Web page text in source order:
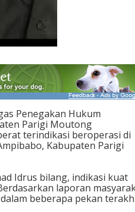
Penegakan Hukum
Parigi Moutong
terindikasi beroperasi di
Kabupaten Parigi
Idrus bilang, indikasi kuat
laporan
beberapa pekan